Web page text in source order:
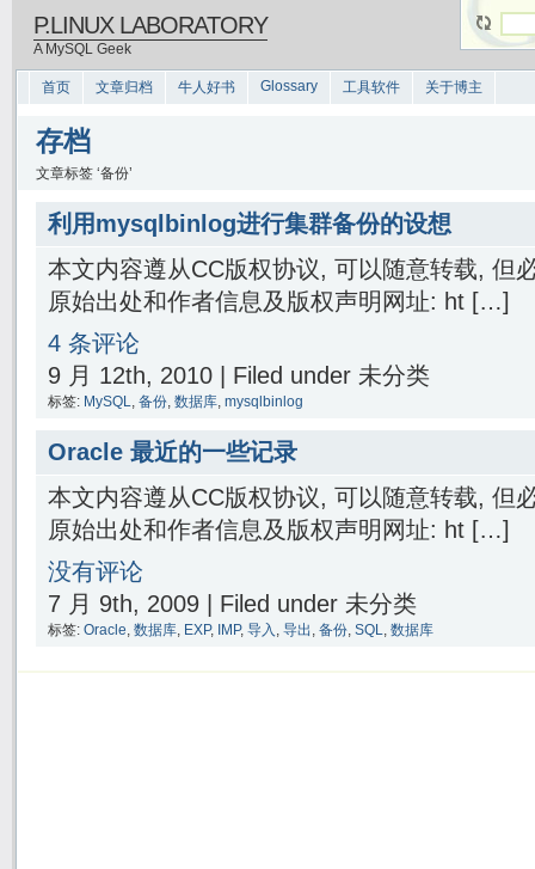
P.LINUX LABORATORY
A MySQL Geek
首页 文章归档 牛人好书 Glossary 工具软件 关于博主
存档
文章标签 ‘备份’
利用mysqlbinlog进行集群备份的设想
本文内容遵从CC版权协议, 可以随意转载, 但
原始出处和作者信息及版权声明网址: ht […]
4 条评论
9 月 12th, 2010 | Filed under 未分类
标签: MySQL, 备份, 数据库, mysqlbinlog
Oracle 最近的一些记录
本文内容遵从CC版权协议, 可以随意转载, 但
原始出处和作者信息及版权声明网址: ht […]
没有评论
7 月 9th, 2009 | Filed under 未分类
标签: Oracle, 数据库, EXP, IMP, 导入 , 导出 , 备份, SQL, 数据库